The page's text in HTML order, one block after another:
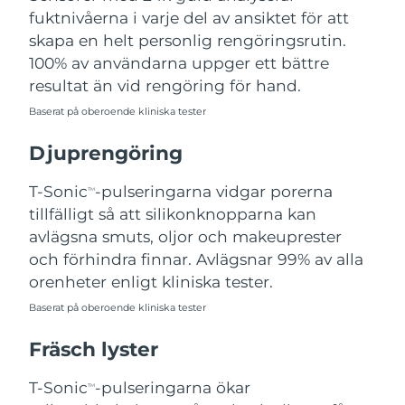
fuktnivåerna i varje del av ansiktet för att
skapa en helt personlig rengöringsrutin.
100% av användarna uppger ett bättre
resultat än vid rengöring för hand.
Baserat på oberoende kliniska tester
Djuprengöring
T-SonicTM-pulseringarna vidgar porerna
tillfälligt så att silikonknopparna kan
avlägsna smuts, oljor och makeuprester
och förhindra finnar. Avlägsnar 99% av alla
orenheter enligt kliniska tester.
Baserat på oberoende kliniska tester
Fräsch lyster
T-SonicTM-pulseringarna ökar
Filippinerna Förväntad leverans8/13/26
Polen Förväntad leverans
Portugal
Puerto Rico
Qatar Förväntad leverans
Réunion Förväntad leverans
Rumänien Förväntad leverans
Ryssland
Saudiarabien
Singapore 8/12/26